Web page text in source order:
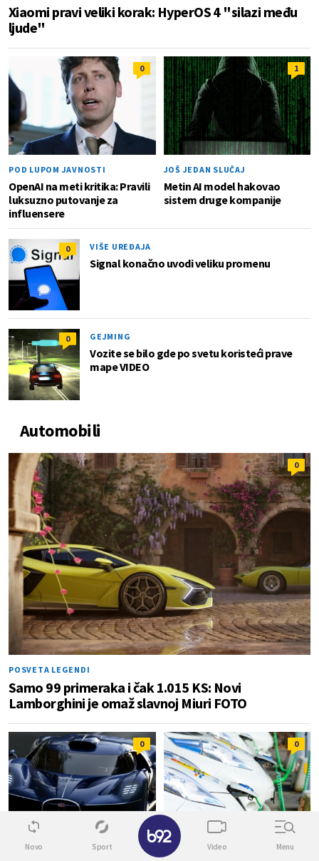
Xiaomi pravi veliki korak: HyperOS 4 "silazi među
ljude"
0
POD LUPOM JAVNOSTI
OpenAI na meti kritika: Pravili
luksuzno putovanje za
influensere
1
JOŠ JEDAN SLUČAJ
Metin AI model hakovao
sistem druge kompanije
0 VIŠE UREĐAJA
Signal konačno uvodi veliku promenu
0 GEJMING
Vozite se bilo gde po svetu koristeći prave
mape VIDEO
Automobili
0
POSVETA LEGENDI
Samo 99 primeraka i čak 1.015 KS: Novi
Lamborghini je omaž slavnoj Miuri FOTO
0
LUKSUZ NA TOČKOVIMA
0
VELIKO INTERESOVANJE
Novo Sport Video Menu